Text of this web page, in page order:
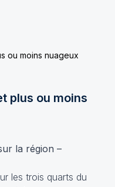
ou moins nuageux
plus ou moins
la région –
les trois quarts du